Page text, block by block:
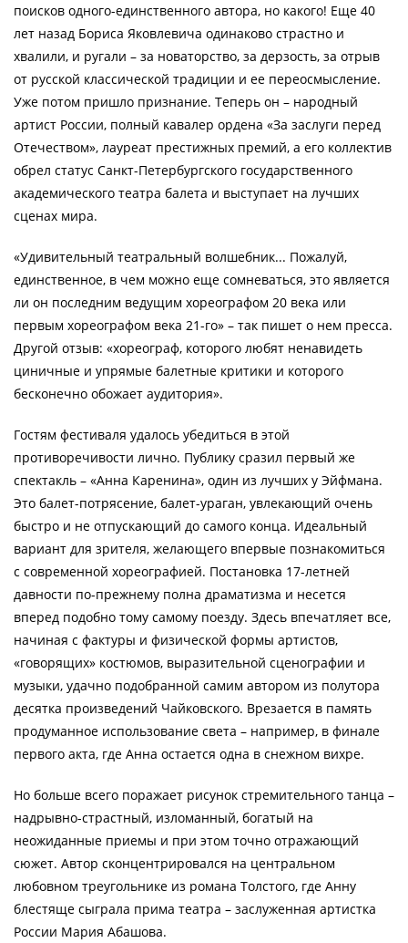
поисков одного-единственного автора, но какого! Еще 40
лет назад Бориса Яковлевича одинаково страстно и
хвалили, и ругали – за новаторство, за дерзость, за отрыв
от русской классической традиции и ее переосмысление.
Уже потом пришло признание. Теперь он – народный
артист России, полный кавалер ордена «За заслуги перед
Отечеством», лауреат престижных премий, а его коллектив
обрел статус Санкт-Петербургского государственного
академического театра балета и выступает на лучших
сценах мира.
«Удивительный театральный волшебник... Пожалуй,
единственное, в чем можно еще сомневаться, это является
ли он последним ведущим хореографом 20 века или
первым хореографом века 21-го» – так пишет о нем пресса.
Другой отзыв: «хореограф, которого любят ненавидеть
циничные и упрямые балетные критики и которого
бесконечно обожает аудитория».
Гостям фестиваля удалось убедиться в этой
противоречивости лично. Публику сразил первый же
спектакль – «Анна Каренина», один из лучших у Эйфмана.
Это балет-потрясение, балет-ураган, увлекающий очень
быстро и не отпускающий до самого конца. Идеальный
вариант для зрителя, желающего впервые познакомиться
с современной хореографией. Постановка 17-летней
давности по-прежнему полна драматизма и несется
вперед подобно тому самому поезду. Здесь впечатляет все,
начиная с фактуры и физической формы артистов,
«говорящих» костюмов, выразительной сценографии и
музыки, удачно подобранной самим автором из полутора
десятка произведений Чайковского. Врезается в память
продуманное использование света – например, в финале
первого акта, где Анна остается одна в снежном вихре.
Но больше всего поражает рисунок стремительного танца –
надрывно-страстный, изломанный, богатый на
неожиданные приемы и при этом точно отражающий
сюжет. Автор сконцентрировался на центральном
любовном треугольнике из романа Толстого, где Анну
блестяще сыграла прима театра – заслуженная артистка
России Мария Абашова.